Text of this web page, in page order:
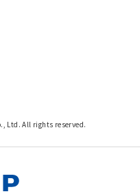
Ltd. All rights reserved.